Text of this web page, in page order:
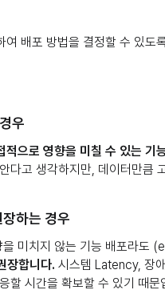
여 배포 방법을 결정할 수 있도
우
적으로 영향을 미칠 수 있는
다고 생각하지만, 데이터만큼
하는 경우
미치지 않는 기능 배포라도
장합니다. 시스템 Latency, 장
할 시간을 확보할 수 있기 때문